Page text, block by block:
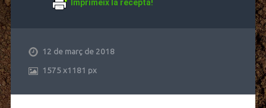
Imprimeix la recepta!
12 de març de 2018
1575x1181 px